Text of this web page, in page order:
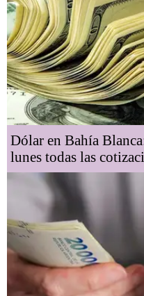
Dólar en Bahía
lunes todas las